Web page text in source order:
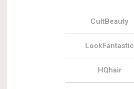
CultBeauty
LookFantastic
HQhair